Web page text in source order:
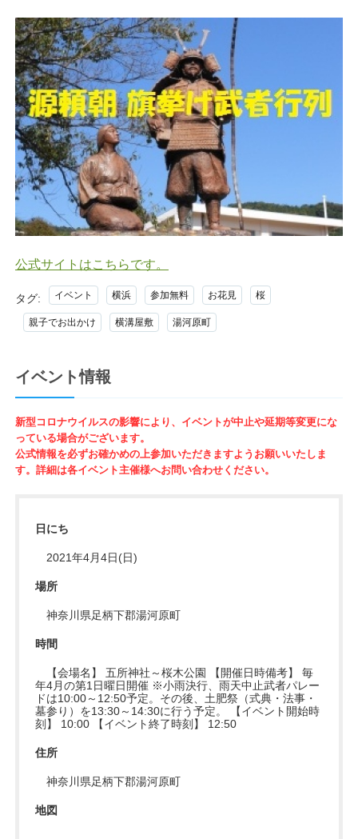
公式サイトはこちらです。
タグ: イベント 横浜 参加無料 お花見 桜
親子でお出かけ 横溝屋敷 湯河原町
イベント情報
新型コロナウイルスの影響により、イベントが中止や延期等変更にな
っている場合がございます。
公式情報を必ずお確かめの上参加いただきますようお願いいたしま
す。詳細は各イベント主催様へお問い合わせください。
日にち
2021年4月4日(日)
場所
神奈川県足柄下郡湯河原町
時間
【会場名】 五所神社～桜木公園 【開催日時備考】 毎
年4月の第1日曜日開催 ※小雨決行、雨天中止武者パレー
ドは10:00～12:50予定。その後、土肥祭（式典・法事・
墓参り）を13:30～14:30に行う予定。 【イベント開始時
刻】 10:00 【イベント終了時刻】 12:50
住所
神奈川県足柄下郡湯河原町
地図